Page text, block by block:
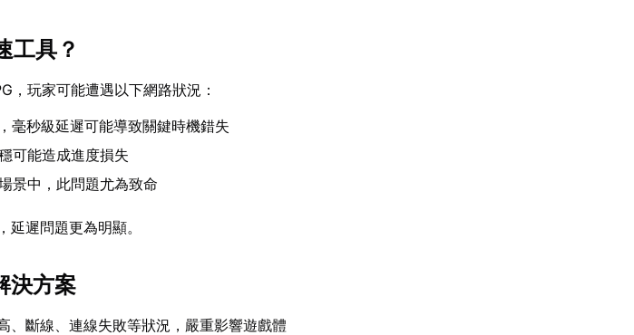
工具？
，玩家可能遭遇以下網路狀況：
毫秒級延遲可能導致關鍵時機錯失
可能造成進度損失
景中，此問題尤為致命
遲問題更為明顯。
決方案
、斷線、連線失敗等狀況，嚴重影響遊戲體